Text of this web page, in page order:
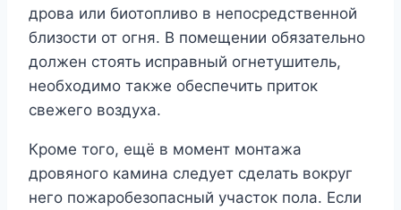
дрова или биотопливо в непосредственной
близости от огня. В помещении обязательно
должен стоять исправный огнетушитель,
необходимо также обеспечить приток
свежего воздуха.
Кроме того, ещё в момент монтажа
дровяного камина следует сделать вокруг
него пожаробезопасный участок пола. Если